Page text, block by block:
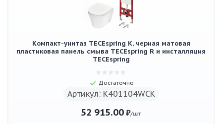
Компакт-унитаз TECEspring K, черная матовая
пластиковая панель смыва TECEspring R и инсталляция
TECEspring
Достаточно
Артикул: K401104WCK
52 915.00 ₽/шт